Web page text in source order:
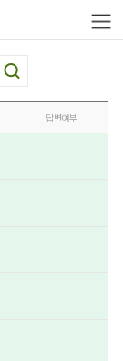
답변여부